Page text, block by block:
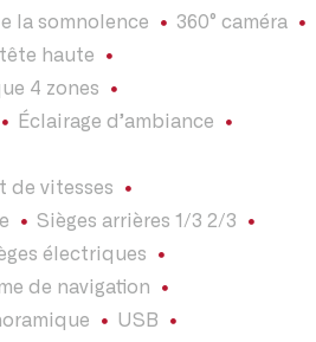
la somnolence
360° caméra
haute
4 zones
Éclairage d’ambiance
de vitesses
Sièges arrières 1/3 2/3
électriques
de navigation
USB